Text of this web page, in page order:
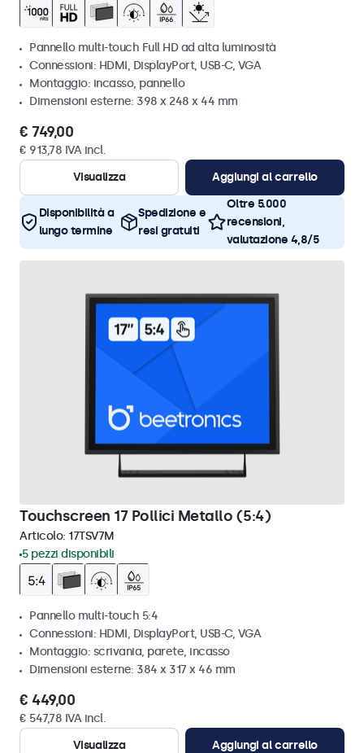
Pannello multi-touch Full HD ad alta luminosità
Connessioni: HDMI, DisplayPort, USB-C, VGA
Montaggio: incasso, pannello
Dimensioni esterne: 398 x 248 x 44 mm
€ 749,00
€ 913,78 IVA incl.
Visualizza
Aggiungi al carrello
Disponibilità a
lungo termine
Spedizione e
resi gratuiti
Oltre 5.000
recensioni,
valutazione 4,8/5
Touchscreen 17 Pollici Metallo (5:4)
Articolo: 17TSV7M
5 pezzi disponibili
Pannello multi-touch 5:4
Connessioni: HDMI, DisplayPort, USB-C, VGA
Montaggio: scrivania, parete, incasso
Dimensioni esterne: 384 x 317 x 46 mm
€ 449,00
€ 547,78 IVA incl.
Visualizza
Aggiungi al carrello